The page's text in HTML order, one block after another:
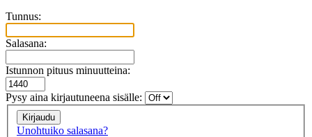
Tunnus:
Salasana:
Istunnon pituus minuutteina:
Pysy aina kirjautuneena sisälle:
Unohtuiko salasana?